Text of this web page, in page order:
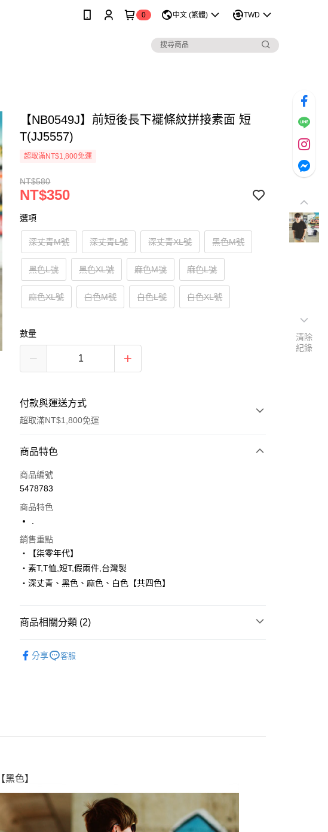
0 中文 (繁體) TWD
【NB0549J】前短後長下襬條紋拼接素面 短
T(JJ5557)
超取滿NT$1,800免運
NT$580
NT$350
選項
深丈青M號 深丈青L號 深丈青XL號 黑色M號
黑色L號 黑色XL號 麻色M號 麻色L號
麻色XL號 白色M號 白色L號 白色XL號
數量
付款與運送方式
超取滿NT$1,800免運
付款方式
信用卡一次付款
Apple Pay
悠遊付
AFTEE先享後付
【關於「AFTEE先享後付」】
３．收到繳費通知簡訊後14天內，點擊此簡訊中的連結，可透過四大超商
／ATM／網路銀行／等多元方式進行付款，方視為交易完成。
※ 請注意：結帳手續完成當下不需立刻繳費，但若您需要取消訂單，請聯
絡購買商品的店家。未經商家同意取消之訂單仍視為有效，需透過AFTEE
先享後付繳納相關費用。
※ 交易是否成功請以「AFTEE先享後付 」之結帳頁面顯示為準，若有關於
ATM付款
每筆NT$80，滿NT$1,800(含以上)免運費
每筆NT$80，滿NT$1,800(含以上)免運費
商品特色
商品編號
5478783
商品特色
銷售重點
‧【柒零年代】
‧素T,T恤,短T,假兩件,台灣製
‧深丈青、黑色、麻色、白色【共四色】
商品相關分類 (2)
分享 客服
【黑色】
清除
紀錄